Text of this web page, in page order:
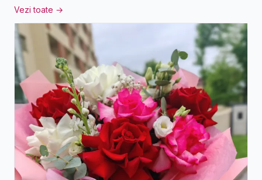
Vezi toate →